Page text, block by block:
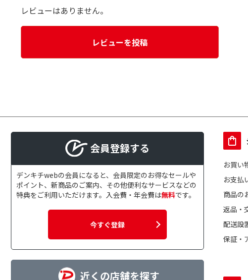
レビューはありません。
レビューを投稿
会員登録する
デンキチwebの会員になると、会員限定のお得なセールや
ポイント、新商品のご案内、その他便利なサービスなどの
特典をご利用いただけます。入会費・年会費は無料です。
今すぐ登録
近くの店舗を探す
お買い
お支払
商品の
返品・
配送設
保証・